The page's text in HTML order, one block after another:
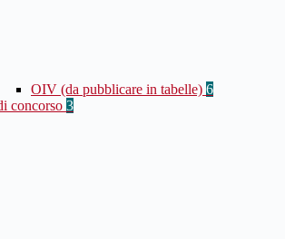
OIV (da pubblicare in tabelle) 6
concorso 3